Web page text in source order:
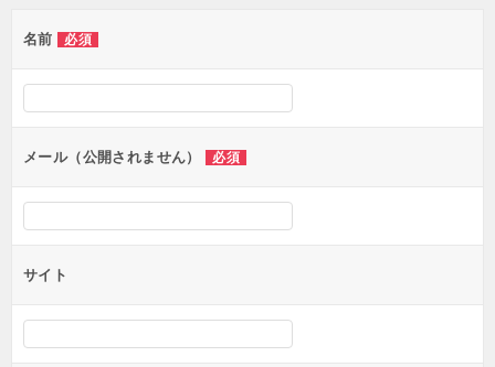
ー
シ
ョ
ン
名前 必須
メール（公開されません） 必須
サイト